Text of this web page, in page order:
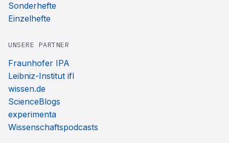
Sonderhefte
Einzelhefte
UNSERE PARTNER
Fraunhofer IPA
Leibniz-Institut ifl
wissen.de
ScienceBlogs
experimenta
Wissenschaftspodcasts